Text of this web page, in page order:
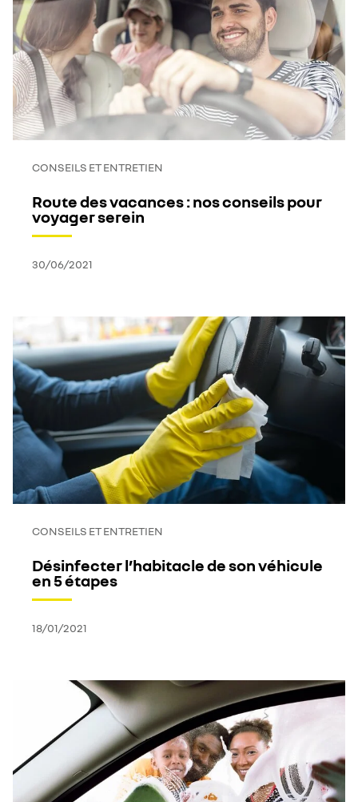
CONSEILS ET ENTRETIEN
Route des vacances : nos conseils pour
voyager serein
30/06/2021
CONSEILS ET ENTRETIEN
Désinfecter l’habitacle de son véhicule
en 5 étapes
18/01/2021